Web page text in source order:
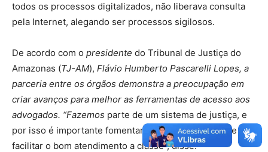
todos os processos digitalizados, não liberava consulta
pela Internet, alegando ser processos sigilosos.
De acordo com o presidente do Tribunal de Justiça do
Amazonas (TJ-AM), Flávio Humberto Pascarelli Lopes, a
parceria entre os órgãos demonstra a preocupação em
criar avanços para melhor as ferramentas de acesso aos
advogados. “Fazemos parte de um sistema de justiça, e
por isso é importante fomentar esta parceria, afim de
facilitar o bom atendimento a classe”, disse.